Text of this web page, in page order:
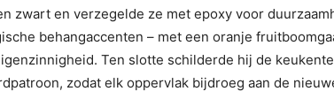
zwart en verzegelde ze met epoxy voor
behangaccenten – met een oranje
Ten slotte schilderde hij de
zodat elk oppervlak bijdroeg aan de